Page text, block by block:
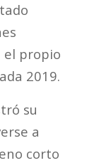
el propio
2019.
su
a
corto